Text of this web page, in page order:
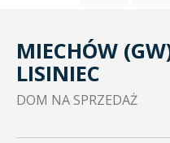
MIECHÓW
LISINIEC
DOM NA SPRZEDAŻ